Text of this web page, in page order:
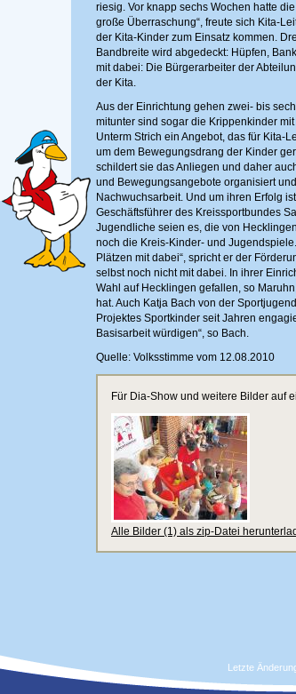
riesig. Vor knapp sechs Wochen hatte
große Überraschung“, freute sich Kita-
der Kita-Kinder zum Einsatz kommen.
Bandbreite wird abgedeckt: Hüpfen,
mit dabei: Die Bürgerarbeiter der
der Kita.
Aus der Einrichtung gehen zwei- bis
mitunter sind sogar die Krippenkinder
Unterm Strich ein Angebot, das für Kita-
um dem Bewegungsdrang der Kinder
schildert sie das Anliegen und daher
und Bewegungsangebote organisiert
Nachwuchsarbeit. Und um ihren Erfolg
Geschäftsführer des Kreissportbundes
Jugendliche seien es, die von
noch die Kreis-Kinder- und
Plätzen mit dabei“, spricht er der
selbst noch nicht mit dabei. In ihrer
Wahl auf Hecklingen gefallen, so
hat. Auch Katja Bach von der
Projektes Sportkinder seit Jahren
Basisarbeit würdigen“, so Bach.
Quelle: Volksstimme vom 12.08.2010
Für Dia-Show und weitere Bilder auf
Alle Bilder (1) als zip-Datei
Letzte